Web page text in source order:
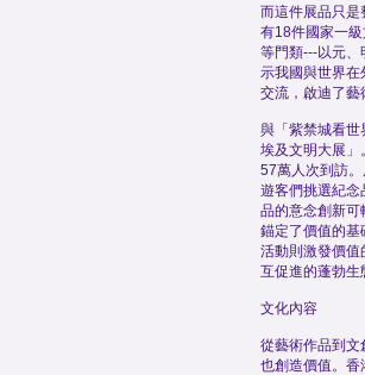
而這件展品只
有18件國家一
等門類---以元
示我國與世界在
交流，啟迪了藝
與「紫禁城看世
埃及文明大展」
57萬人次到訪
遊客們挑選紀念
品的意念創新可
錨定了價值的基
活動則激發價值
互促進的蓬勃生
文化內容
從藝術作品到文
也創造價值。香